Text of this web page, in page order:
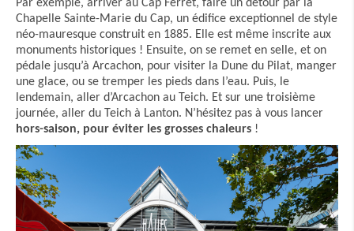
Par exemple, arriver au Cap Ferret, faire un détour par la
Chapelle Sainte-Marie du Cap, un édifice exceptionnel de style
néo-mauresque construit en 1885. Elle est même inscrite aux
monuments historiques ! Ensuite, on se remet en selle, et on
pédale jusqu’à Arcachon, pour visiter la Dune du Pilat, manger
une glace, ou se tremper les pieds dans l’eau. Puis, le
lendemain, aller d’Arcachon au Teich. Et sur une troisième
journée, aller du Teich à Lanton. N’hésitez pas à vous lancer
hors-saison, pour éviter les grosses chaleurs !